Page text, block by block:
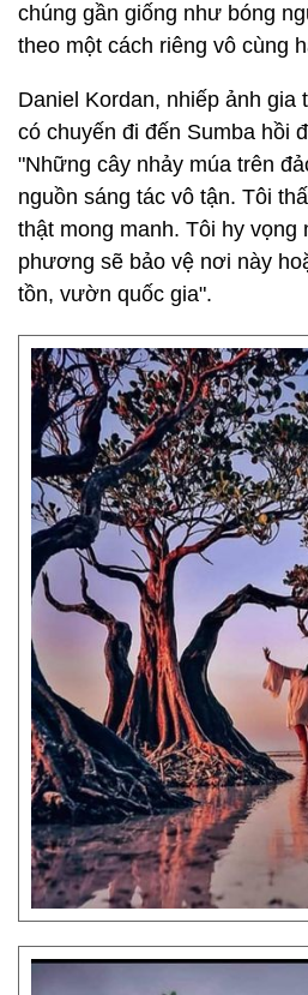
chúng gần giống như bóng
theo một cách riêng vô cùng
Daniel Kordan, nhiếp ảnh gia
có chuyến đi đến Sumba hồi
"Những cây nhảy múa trên
nguồn sáng tác vô tận. Tôi
thật mong manh. Tôi hy vọng
phương sẽ bảo vệ nơi này
tồn, vườn quốc gia".